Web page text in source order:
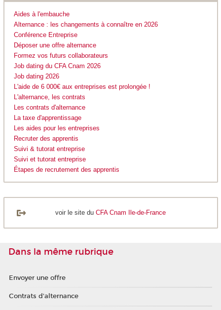
Aides à l'embauche
Alternance : les changements à connaître en 2026
Conférence Entreprise
Déposer une offre alternance
Formez vos futurs collaborateurs
Job dating du CFA Cnam 2026
Job dating 2026
L'aide de 6 000€ aux entreprises est prolongée !
L'alternance, les contrats
Les contrats d'alternance
La taxe d'apprentissage
Les aides pour les entreprises
Recruter des apprentis
Suivi & tutorat entreprise
Suivi et tutorat entreprise
Étapes de recrutement des apprentis
voir le site du CFA Cnam Ile-de-France
Dans la même rubrique
Envoyer une offre
Contrats d'alternance